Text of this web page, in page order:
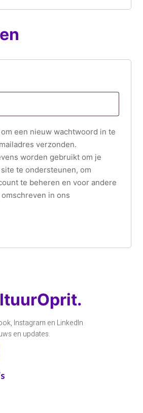
een nieuw wachtwoord in te
verzonden.
worden gebruikt om je
te ondersteunen, om
te beheren en voor andere
in ons
Instagram en LinkedIn
en updates.